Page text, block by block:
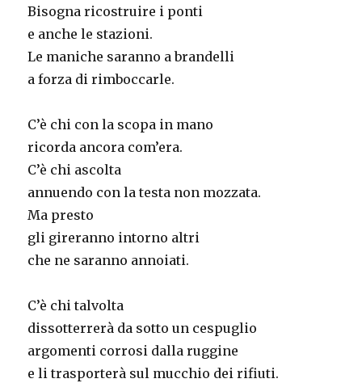
Bisogna ricostruire i ponti
e anche le stazioni.
Le maniche saranno a brandelli
a forza di rimboccarle.
C’è chi con la scopa in mano
ricorda ancora com’era.
C’è chi ascolta
annuendo con la testa non mozzata.
Ma presto
gli gireranno intorno altri
che ne saranno annoiati.
C’è chi talvolta
dissotterrerà da sotto un cespuglio
argomenti corrosi dalla ruggine
e li trasporterà sul mucchio dei rifiuti.